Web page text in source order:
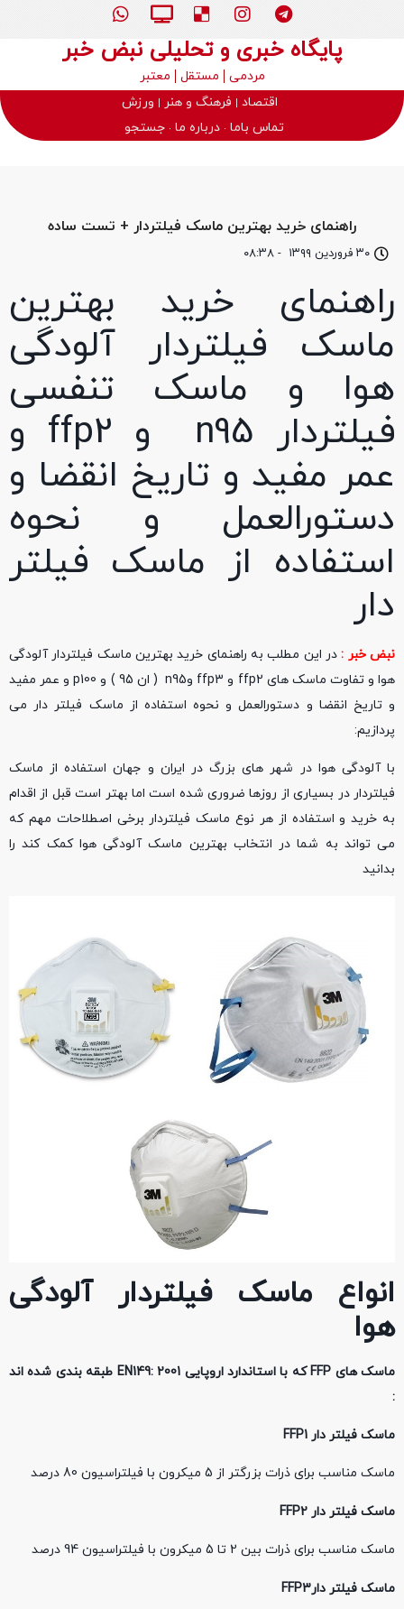
پایگاه خبری و تحلیلی نبض خبر
مردمی مستقل
معتبر
اقتصاد
فرهنگ و هنر
ورزش
تماس باما درباره ما جستجو
۳۰ فروردین ۱۳۹۹ - ۰۸:۳۸
راهنمای خرید بهترین ماسک فیلتردار + تست ساده
راهنمای خرید بهترین
ماسک فیلتردار آلودگی
هوا و ماسک تنفسی
فیلتردار n95 و ffp2 و
عمر مفید و تاریخ انقضا و
دستورالعمل و نحوه
استفاده از ماسک فیلتر
دار
نبض خبر : در این مطلب به راهنمای خرید بهترین ماسک فیلتردار آلودگی
هوا و تفاوت ماسک های ffp2 و ffp3 وn95 ( ان 95 ) و p100 و عمر مفید
و تاریخ انقضا و دستورالعمل و نحوه استفاده از ماسک فیلتر دار می
پردازیم:
با آلودگی هوا در شهر های بزرگ در ایران و جهان استفاده از ماسک
فیلتردار در بسیاری از روزها ضروری شده است اما بهتر است قبل از اقدام
به خرید و استفاده از هر نوع ماسک فیلتردار برخی اصطلاحات مهم که
می تواند به شما در انتخاب بهترین ماسک آلودگی هوا کمک کند را
بدانید
انواع ماسکفیلتردار آلودگی
هوا
ماسک های FFPکه با استاندارد اروپایی EN149: 2001 طبقه بندی شده اند
:
ماسک فیلتر دار
ماسک مناسب برای ذرات بزرگتر از 5 میکرون با فیلتراسیون 80 درصد
ماسک فیلتر دار FFP2
ماسک مناسب برای ذرات بین 2 تا 5 میکرون با فیلتراسیون 94 درصد
ماسک فیلتر دارFFP3